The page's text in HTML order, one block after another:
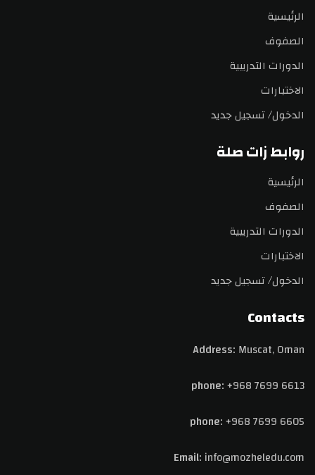
الرئيسية
الصفوف
الدورات التدريبية
الاختبارات
الدخول/ تسجيل جديد
روابط زات صلة
الرئيسية
الصفوف
الدورات التدريبية
الاختبارات
الدخول/ تسجيل جديد
Contacts
Address: Muscat, Oman
phone:+968 7699 6613
phone:+968 7699 6605
Email: info@mozheledu.com